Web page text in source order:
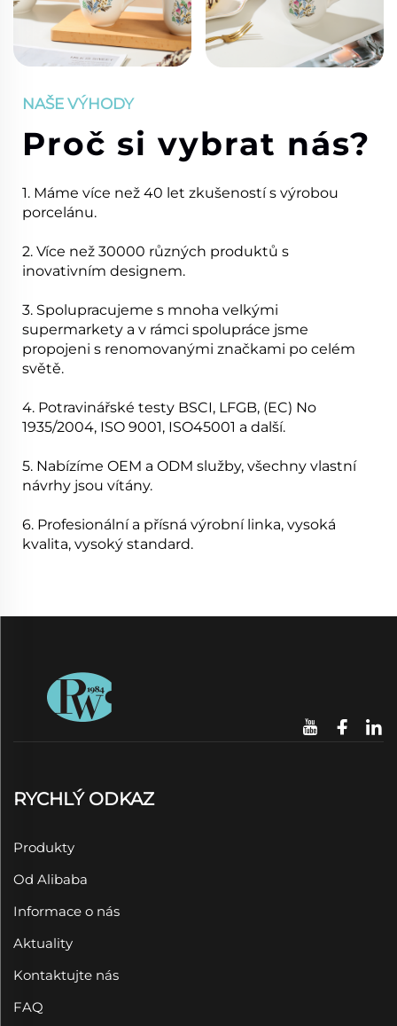
NAŠE VÝHODY
Proč si vybrat nás?
1. Máme více než 40 let zkušeností s výrobou
porcelánu.
2. Více než 30000 různých produktů s
inovativním designem.
3. Spolupracujeme s mnoha velkými
supermarkety a v rámci spolupráce jsme
propojeni s renomovanými značkami po celém
světě.
4. Potravinářské testy BSCI, LFGB, (EC) No
1935/2004, ISO 9001, ISO45001 a další.
5. Nabízíme OEM a ODM služby, všechny vlastní
návrhy jsou vítány.
6. Profesionální a přísná výrobní linka, vysoká
kvalita, vysoký standard.
RYCHLÝ ODKAZ
Produkty
Od Alibaba
Informace o nás
Aktuality
Kontaktujte nás
FAQ